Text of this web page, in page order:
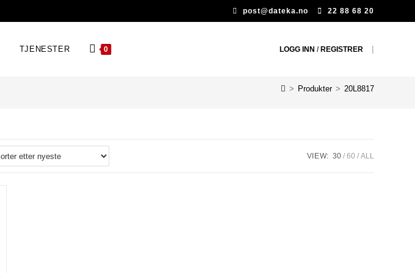
post@dateka.no 22 88 68 20
LOGG INN / REGISTRER |
TJENESTER 0
> Produkter > 20L8817
VIEW: 30 60 ALL